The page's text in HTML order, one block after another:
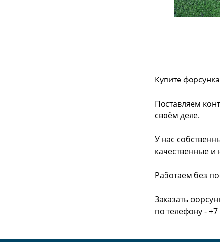
Купите
Поставляем
своём деле.
У нас
качественные и
Работаем без
Заказать
по телефону -